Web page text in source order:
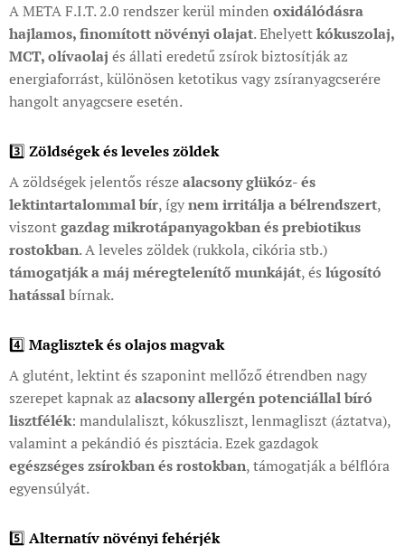
A META F.I.T. 2.0 rendszer kerül minden oxidálódásra
hajlamos, finomított növényi olajat. Ehelyettkókuszolaj,
MCT, olívaolaj és állati eredetű zsírok biztosítják az
energiaforrást, különösen ketotikus vagy zsíranyagcserére
hangolt anyagcsere esetén.
3️⃣ Zöldségek és leveles zöldek
A zöldségek jelentős részealacsony glükóz- és
lektintartalommal bír, ígynem irritálja a bélrendszert,
viszontgazdag mikrotápanyagokban és prebiotikus
rostokban. A leveles zöldek (rukkola, cikória stb.)
támogatják a máj méregtelenítő munkáját, és lúgosító
hatássalbírnak.
4️⃣ Maglisztek és olajos magvak
A glutént, lektint és szaponint mellőző étrendben nagy
szerepet kapnak az alacsony allergén potenciállal bíró
lisztfélék: mandulaliszt, kókuszliszt, lenmagliszt (áztatva),
valamint a pekándió és pisztácia. Ezek gazdagok
egészséges zsírokban és rostokban, támogatják a bélflóra
egyensúlyát.
5️⃣ Alternatív növényi fehérjék